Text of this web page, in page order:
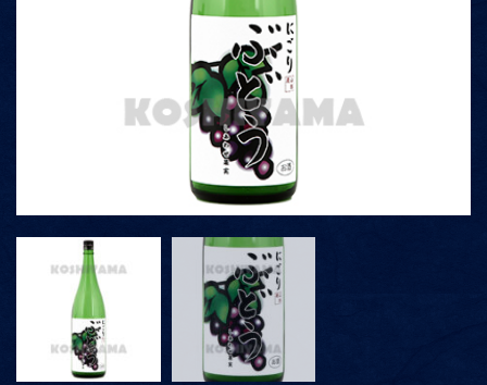
ONLINE SHOP
06-6422-1101
受付時間